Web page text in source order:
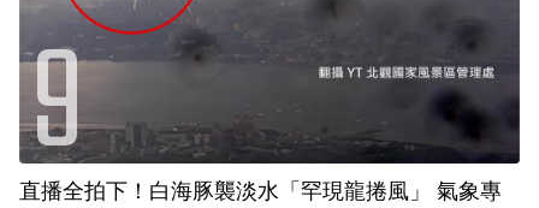
直播全拍下！白海豚襲淡水「罕現龍捲風」 氣象專